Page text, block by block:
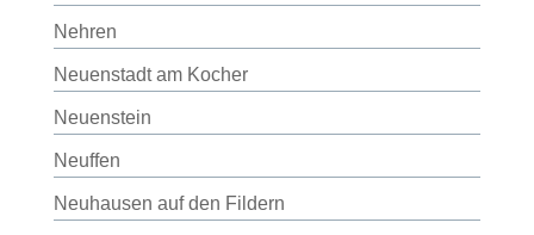
Nehren
Neuenstadt am Kocher
Neuenstein
Neuffen
Neuhausen auf den Fildern